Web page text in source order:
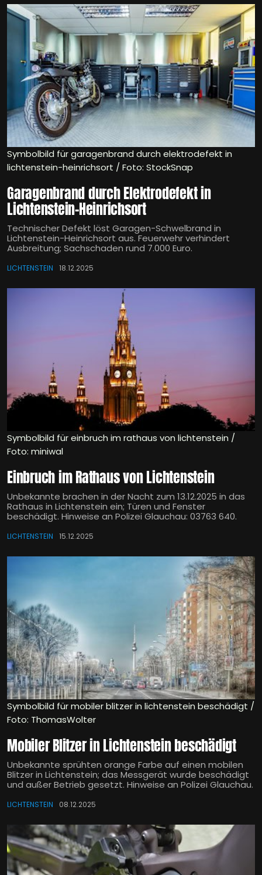
Symbolbild für garagenbrand durch elektrodefekt in
lichtenstein-heinrichsort / Foto: StockSnap
Garagenbrand durch Elektrodefekt in
Lichtenstein-Heinrichsort
Technischer Defekt löst Garagen-Schwelbrand in
Lichtenstein-Heinrichsort aus. Feuerwehr verhindert
Ausbreitung; Sachschaden rund 7.000 Euro.
LICHTENSTEIN 18.12.2025
Symbolbild für einbruch im rathaus von lichtenstein /
Foto: miniwal
Einbruch im Rathaus von Lichtenstein
Unbekannte brachen in der Nacht zum 13.12.2025 in das
Rathaus in Lichtenstein ein; Türen und Fenster
beschädigt. Hinweise an Polizei Glauchau: 03763 640.
LICHTENSTEIN 15.12.2025
Symbolbild für mobiler blitzer in lichtenstein beschädigt /
Foto: ThomasWolter
Mobiler Blitzer in Lichtenstein beschädigt
Unbekannte sprühten orange Farbe auf einen mobilen
Blitzer in Lichtenstein; das Messgerät wurde beschädigt
und außer Betrieb gesetzt. Hinweise an Polizei Glauchau.
LICHTENSTEIN 08.12.2025